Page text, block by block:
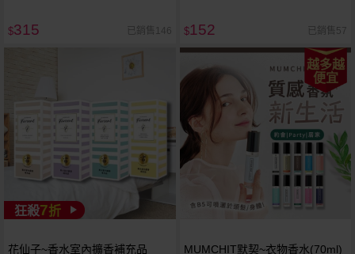
$315 已銷售146 $152 已銷售57
狂殺7折
花仙子~香水室內擴香補充品
越多越
便宜
MUMCHIT默契~衣物香水(70ml)